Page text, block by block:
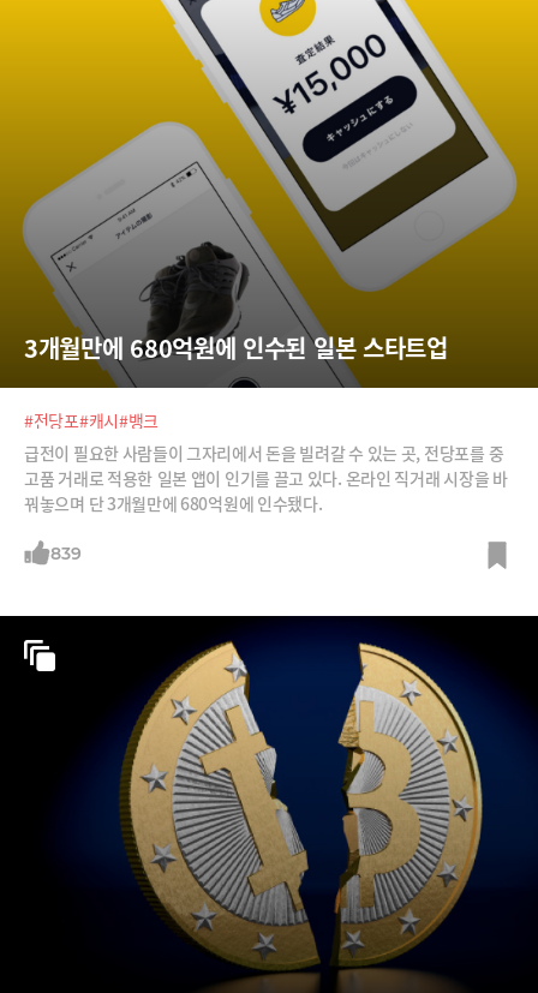
3개월만에 680억원에 인수된 일본 스타트업
#전당포#캐시#뱅크
급전이 필요한 사람들이 그자리에서 돈을 빌려갈 수 있는 곳, 전당포를 중
고품 거래로 적용한 일본 앱이 인기를 끌고 있다. 온라인 직거래 시장을 바
꿔놓으며 단 3개월만에 680억원에 인수됐다.
839